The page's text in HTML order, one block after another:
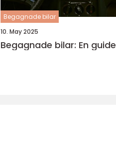
Begagnade bilar
10. May 2025
Begagnade bilar: En guide